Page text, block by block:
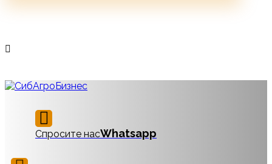
Спросите насWhatsapp